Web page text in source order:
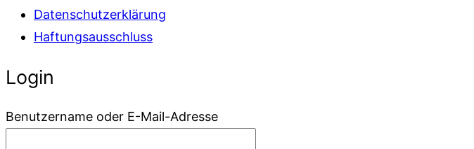
Datenschutzerklärung
Haftungsausschluss
Login
Benutzername oder E-Mail-Adresse